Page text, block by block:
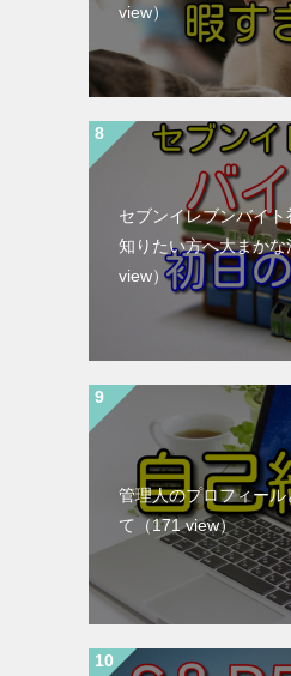
view）
セブンイレブンバイ
知りたい方へ大まかな
view）
管理人のプロフィー
て
（171 view）